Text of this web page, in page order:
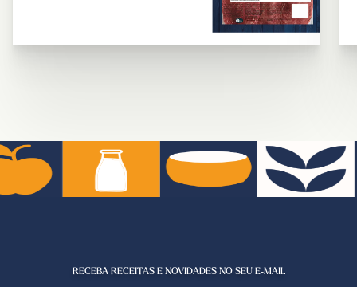
RECEBA RECEITAS E NOVIDADES NO SEU E-MAIL